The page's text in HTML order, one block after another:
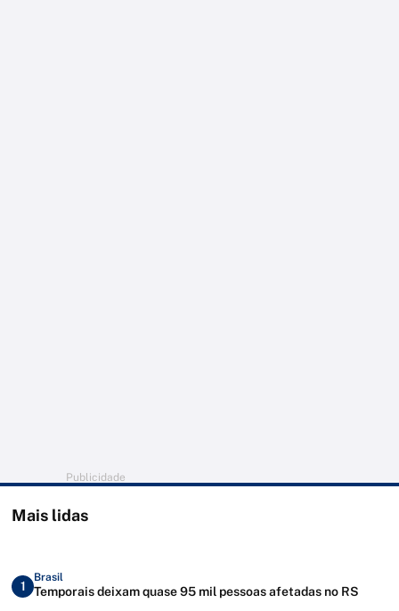
Publicidade
Mais lidas
1
Brasil
Temporais deixam quase 95 mil pessoas afetadas no RS